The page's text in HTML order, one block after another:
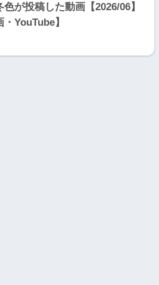
色が投稿した動画【2026/06】
・YouTube】